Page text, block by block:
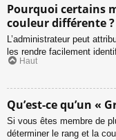
Pourquoi certains
couleur différente ?
L’administrateur peut
les rendre facilement
Haut
Qu’est-ce qu’un «
Si vous êtes membre de
déterminer le rang et la